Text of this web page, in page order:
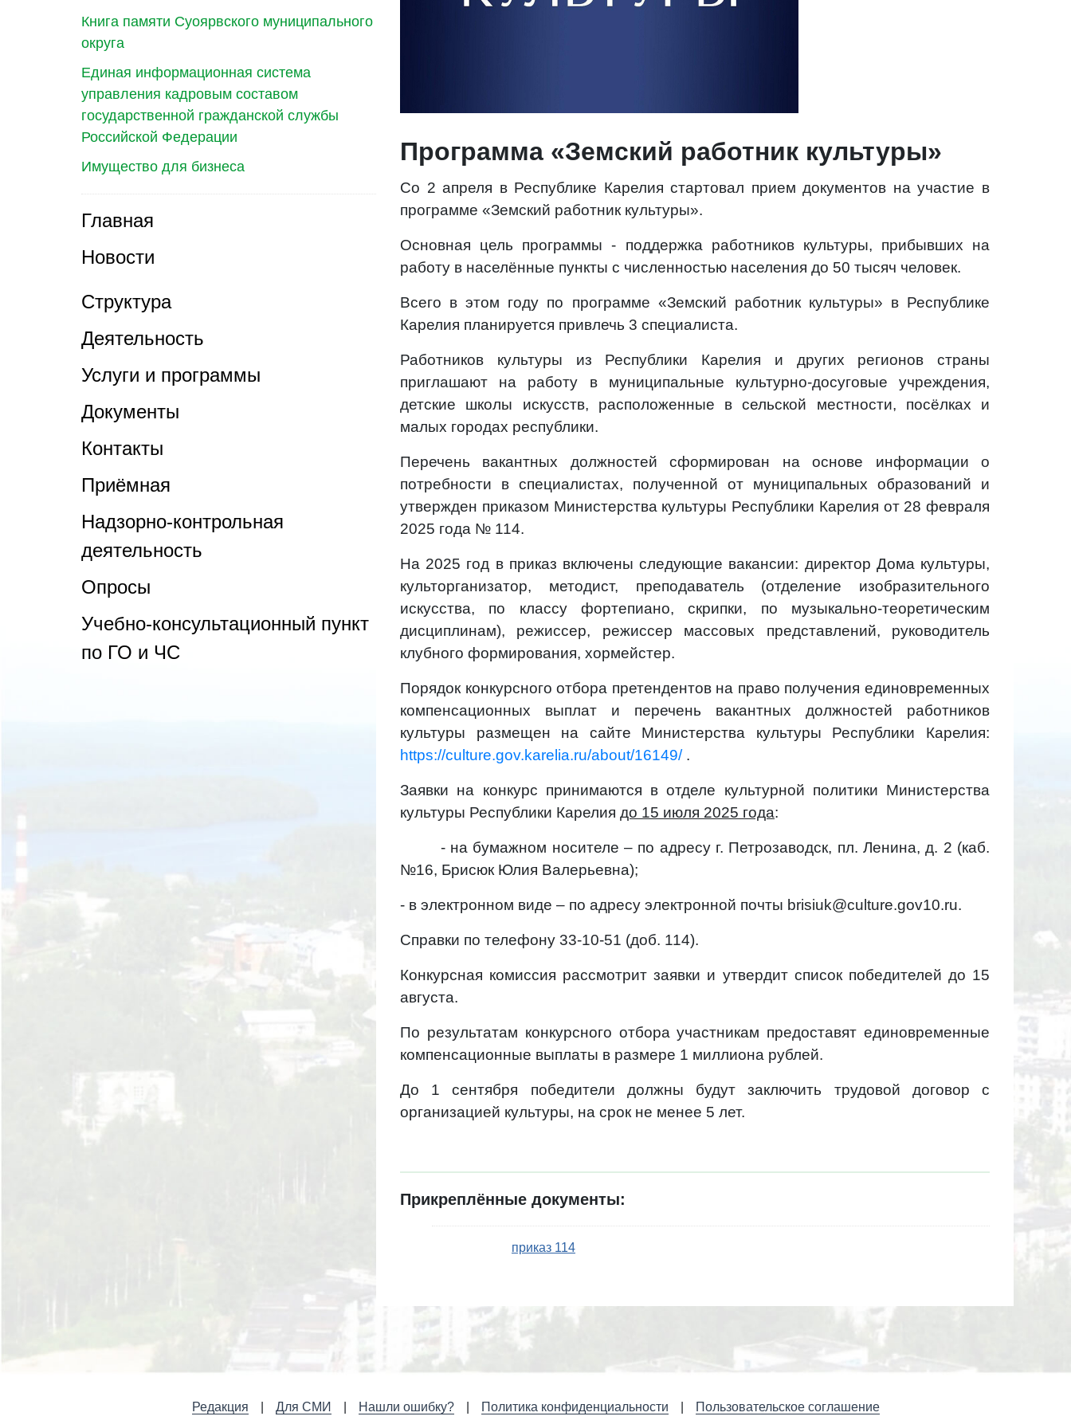
Книга памяти Суоярвского муниципального
округа
Единая информационная система
управления кадровым составом
государственной гражданской службы
Российской Федерации
Имущество для бизнеса
Главная
Новости
Структура
Деятельность
Услуги и программы
Документы
Контакты
Приёмная
Надзорно-контрольная
деятельность
Опросы
Учебно-консультационный пункт
по ГО и ЧС
Программа «Земский работник культуры»
Со 2 апреля в Республике Карелия стартовал прием документов на участие в
программе «Земский работник культуры».
Основная цель программы - поддержка работников культуры, прибывших на
работу в населённые пункты с численностью населения до 50 тысяч человек.
Всего в этом году по программе «Земский работник культуры» в Республике
Карелия планируется привлечь 3 специалиста.
Работников культуры из Республики Карелия и других регионов страны
приглашают на работу в муниципальные культурно-досуговые учреждения,
детские школы искусств, расположенные в сельской местности, посёлках и
малых городах республики.
Перечень вакантных должностей сформирован на основе информации о
потребности в специалистах, полученной от муниципальных образований и
утвержден приказом Министерства культуры Республики Карелия от 28 февраля
2025 года № 114.
На 2025 год в приказ включены следующие вакансии: директор Дома культуры,
культорганизатор, методист, преподаватель (отделение изобразительного
искусства, по классу фортепиано, скрипки, по музыкально-теоретическим
дисциплинам), режиссер, режиссер массовых представлений, руководитель
клубного формирования, хормейстер.
Порядок конкурсного отбора претендентов на право получения единовременных
компенсационных выплат и перечень вакантных должностей работников
культуры размещен на сайте Министерства культуры Республики Карелия:
https://culture.gov.karelia.ru/about/16149/.
Заявки на конкурс принимаются в отделе культурной политики Министерства
культуры Республики Карелия до 15 июля 2025 года:
- на бумажном носителе – по адресу г. Петрозаводск, пл. Ленина, д. 2 (каб.
№16, Брисюк Юлия Валерьевна);
- в электронном виде – по адресу электронной почты brisiuk@culture.gov10.ru.
Справки по телефону 33-10-51 (доб. 114).
Конкурсная комиссия рассмотрит заявки и утвердит список победителей до 15
августа.
По результатам конкурсного отбора участникам предоставят единовременные
компенсационные выплаты в размере 1 миллиона рублей.
До 1 сентября победители должны будут заключить трудовой договор с
организацией культуры, на срок не менее 5 лет.
Прикреплённые документы:
приказ 114
Редакция Для СМИ Нашли ошибку? Политика конфиденциальности Пользовательское соглашение